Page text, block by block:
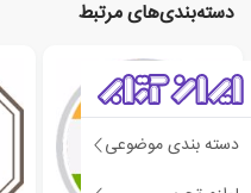
دسته بندی موضوعی
دسته‌بندی‌های مرتبط